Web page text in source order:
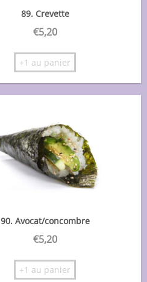
89. Crevette
€5,20
+1 au panier
90. Avocat/concombre
€5,20
+1 au panier